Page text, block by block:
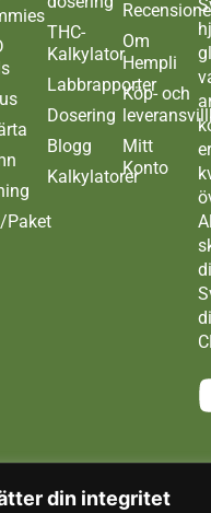
din integritet
Paket
THC-
Kalkylator
Labbrapporter
Dosering
Blogg
Kalkylatorer
Om
Hempli
Köp- och
Mitt
Konto